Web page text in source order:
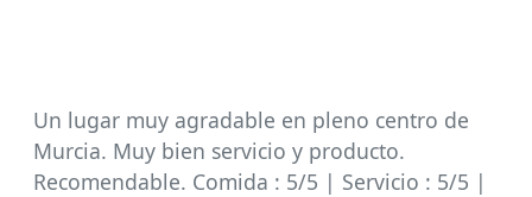
Un lugar muy agradable en pleno centro de
Murcia. Muy bien servicio y producto.
Recomendable. Comida : 5/5 | Servicio : 5/5 |